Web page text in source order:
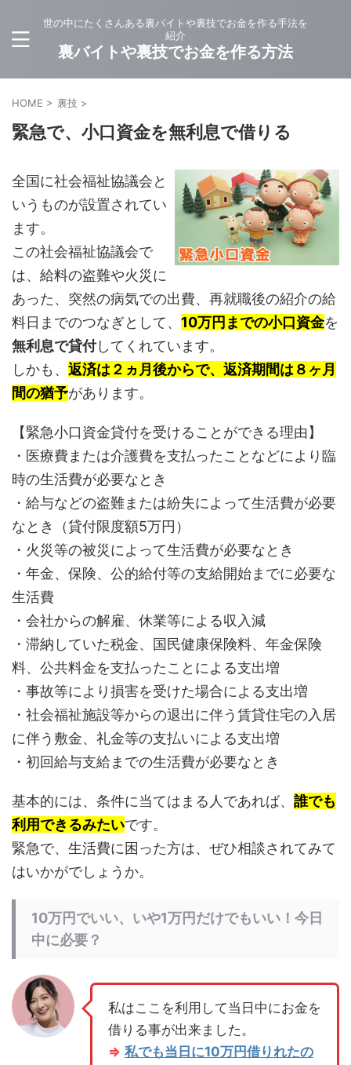
世の中にたくさんある裏バイトや裏技でお金を作る手法を
紹介
裏バイトや裏技でお金を作る方法
HOME > 裏技 >
緊急で、小口資金を無利息で借りる
全国に社会福祉協議会と
いうものが設置されてい
ます。
この社会福祉協議会で
は、給料の盗難や火災に
あった、突然の病気での出費、再就職後の紹介の給
料日までのつなぎとして、 10万円までの小口資金を
無利息で貸付してくれています。
しかも、 返済は２ヵ月後からで、返済期間は８ヶ月
間の猶予があります。
【緊急小口資金貸付を受けることができる理由】
・医療費または介護費を支払ったことなどにより臨
時の生活費が必要なとき
・給与などの盗難または紛失によって生活費が必要
なとき（貸付限度額5万円）
・火災等の被災によって生活費が必要なとき
・年金、保険、公的給付等の支給開始までに必要な
生活費
・会社からの解雇、休業等による収入減
・滞納していた税金、国民健康保険料、年金保険
料、公共料金を支払ったことによる支出増
・事故等により損害を受けた場合による支出増
・社会福祉施設等からの退出に伴う賃貸住宅の入居
に伴う敷金、礼金等の支払いによる支出増
・初回給与支給までの生活費が必要なとき
基本的には、条件に当てはまる人であれば、 誰でも
利用できるみたいです。
緊急で、生活費に困った方は、ぜひ相談されてみて
はいかがでしょうか。
10万円でいい、いや1万円だけでもいい！今日
中に必要？
私はここを利用して当日中にお金を
借りる事が出来ました。
⇒ 私でも当日に10万円借りれたの